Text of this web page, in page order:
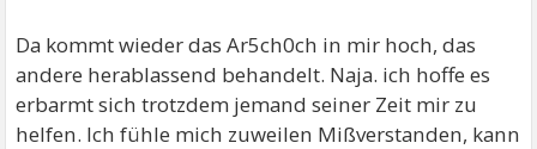
Da kommt wieder das Ar5ch0ch in mir hoch, das
andere herablassend behandelt. Naja. ich hoffe es
erbarmt sich trotzdem jemand seiner Zeit mir zu
helfen. Ich fühle mich zuweilen Mißverstanden, kann